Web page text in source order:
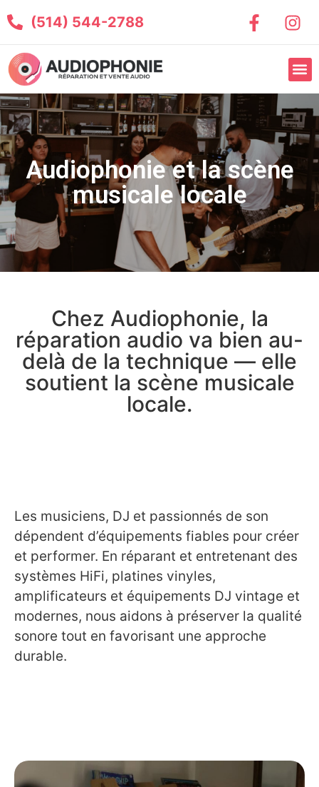
(514) 544-2788
Audiophonie et la scène
musicale locale
Chez Audiophonie, la
réparation audio va bien au-
delà de la technique — elle
soutient la scène musicale
locale.
Les musiciens, DJ et passionnés de son
dépendent d’équipements fiables pour créer
et performer. En réparant et entretenant des
systèmes HiFi, platines vinyles,
amplificateurs et équipements DJ vintage et
modernes, nous aidons à préserver la qualité
sonore tout en favorisant une approche
durable.